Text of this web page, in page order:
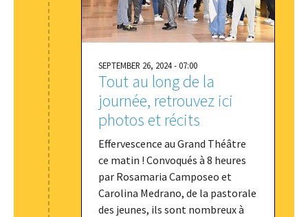
SEPTEMBER 26, 2024 - 07:00
Tout au long de la
journée, retrouvez ici
photos et récits
Effervescence au Grand Théâtre
ce matin ! Convoqués à 8 heures
par Rosamaria Camposeo et
Carolina Medrano, de la pastorale
des jeunes, ils sont nombreux à